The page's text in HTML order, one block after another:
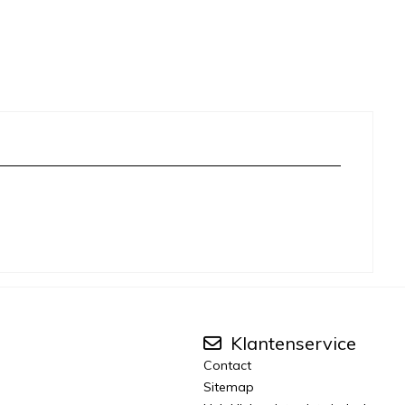
Klantenservice
Contact
Sitemap